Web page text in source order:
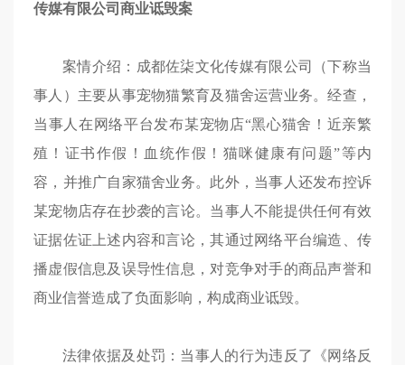
传媒有限公司商业诋毁案
案情介绍：成都佐柒文化传媒有限公司（下称当
事人）主要从事宠物猫繁育及猫舍运营业务。经查，
当事人在网络平台发布某宠物店“黑心猫舍！近亲繁
殖！证书作假！血统作假！猫咪健康有问题”等内
容，并推广自家猫舍业务。此外，当事人还发布控诉
某宠物店存在抄袭的言论。当事人不能提供任何有效
证据佐证上述内容和言论，其通过网络平台编造、传
播虚假信息及误导性信息，对竞争对手的商品声誉和
商业信誉造成了负面影响，构成商业诋毁。
法律依据及处罚：当事人的行为违反了《网络反